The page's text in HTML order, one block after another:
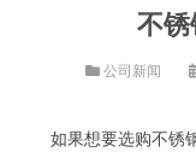
不锈
公司新闻
如果想要选购不锈